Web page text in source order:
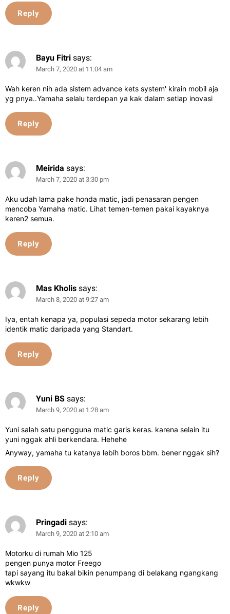
Reply
Bayu Fitri says:
March 7, 2020 at 11:04 am
Wah keren nih ada sistem advance kets system' kirain mobil aja
yg pnya..Yamaha selalu terdepan ya kak dalam setiap inovasi
Reply
Meirida says:
March 7, 2020 at 3:30 pm
Aku udah lama pake honda matic, jadi penasaran pengen
mencoba Yamaha matic. Lihat temen-temen pakai kayaknya
keren2 semua.
Reply
Mas Kholis says:
March 8, 2020 at 9:27 am
Iya, entah kenapa ya, populasi sepeda motor sekarang lebih
identik matic daripada yang Standart.
Reply
Yuni BS says:
March 9, 2020 at 1:28 am
Yuni salah satu pengguna matic garis keras. karena selain itu
yuni nggak ahli berkendara. Hehehe
Anyway, yamaha tu katanya lebih boros bbm. bener nggak sih?
Reply
Pringadi says:
March 9, 2020 at 2:10 am
Motorku di rumah Mio 125
pengen punya motor Freego
tapi sayang itu bakal bikin penumpang di belakang ngangkang
wkwkw
Reply